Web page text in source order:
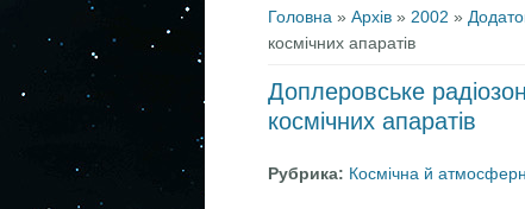
Головна» Архів» 2002 »
космічних апаратів
Доплеровське
космічних апаратів
Рубрика: Космічна й